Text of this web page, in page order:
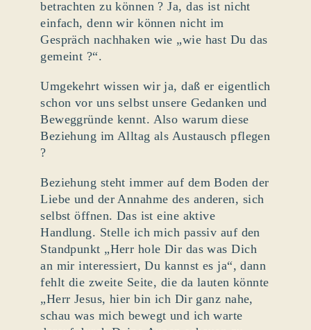
betrachten zu können ? Ja, das ist nicht
einfach, denn wir können nicht im
Gespräch nachhaken wie „wie hast Du das
gemeint ?“.
Umgekehrt wissen wir ja, daß er eigentlich
schon vor uns selbst unsere Gedanken und
Beweggründe kennt. Also warum diese
Beziehung im Alltag als Austausch pflegen
?
Beziehung steht immer auf dem Boden der
Liebe und der Annahme des anderen, sich
selbst öffnen. Das ist eine aktive
Handlung. Stelle ich mich passiv auf den
Standpunkt „Herr hole Dir das was Dich
an mir interessiert, Du kannst es ja“, dann
fehlt die zweite Seite, die da lauten könnte
„Herr Jesus, hier bin ich Dir ganz nahe,
schau was mich bewegt und ich warte